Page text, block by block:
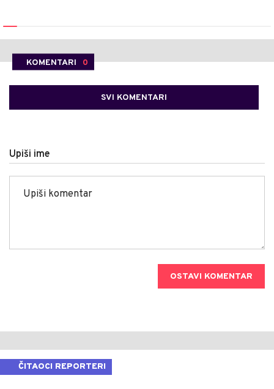
KOMENTARI 0
SVI KOMENTARI
Upiši ime
OSTAVI KOMENTAR
ČITAOCI REPORTERI